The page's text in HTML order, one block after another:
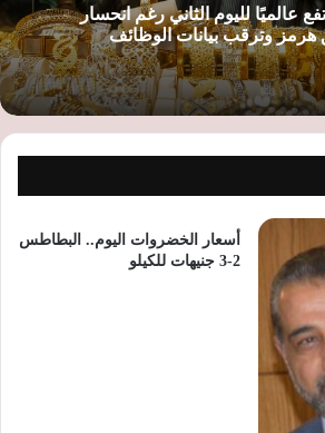
عالميًا لليوم الثاني رغم انحسار
هرمز وترقب بيانات الوظائف
أسعار الخضروات اليوم.. البطاطس
2-3 جنيهات للكيلو